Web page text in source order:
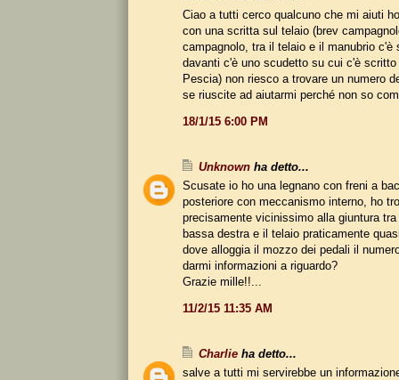
Ciao a tutti cerco qualcuno che mi aiuti
con una scritta sul telaio (brev
campagnolo, tra il telaio e il manubrio c'è
davanti c'è uno scudetto su cui c'è
Pescia) non riesco a trovare un numero
se riuscite ad aiutarmi perché non so
18/1/15 6:00 PM
Unknown ha detto...
Scusate io ho una legnano con freni a
posteriore con meccanismo interno, ho
precisamente vicinissimo alla giuntura
bassa destra e il telaio praticamente
dove alloggia il mozzo dei pedali il
darmi informazioni a riguardo?
Grazie mille!!...
11/2/15 11:35 AM
Charlie ha detto...
salve a tutti mi servirebbe un